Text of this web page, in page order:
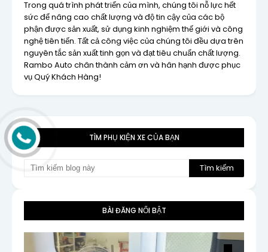
Trong quá trình phát triển của mình, chúng tôi nỗ lực hết
sức để nâng cao chất lượng và độ tin cậy của các bộ
phận được sản xuất, sử dụng kinh nghiệm thế giới và công
nghệ tiên tiến. Tất cả công việc của chúng tôi đều dựa trên
nguyên tắc sản xuất tinh gọn và đạt tiêu chuẩn chất lượng.
Rambo Auto chân thành cảm ơn và hân hạnh được phục
vụ Quý Khách Hàng!
TÌM PHỤ KIỆN XE CỦA BẠN
BÀI ĐĂNG NỔI BẬT